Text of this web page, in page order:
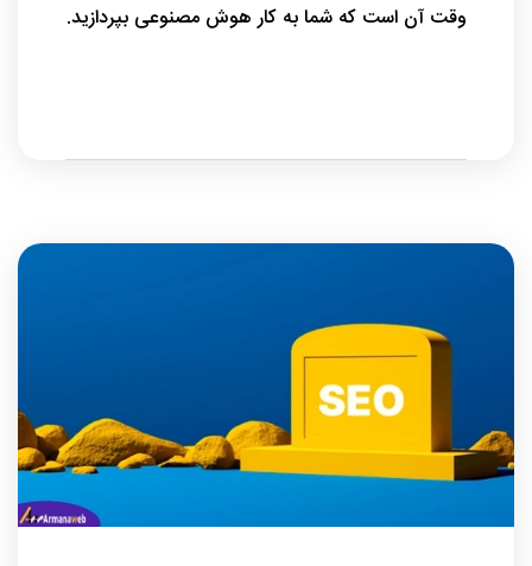
وقت آن است که شما به کار هوش مصنوعی بپردازید.